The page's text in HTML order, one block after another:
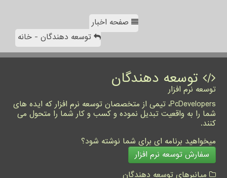
صفحه اخبار
توسعه دهندگان - خانه
توسعه دهندگان
توسعه نرم افزار
PcDevelopers، تیمی از متخصصان توسعه نرم افزار که ایده های
شما را به واقعیت تبدیل نموده و کسب و کار شما را متحول می
کنند.
میخواهید برنامه ای برای شما نوشته شود؟
سفارش توسعه نرم افزار
میانبرهای توسعه دهندگان